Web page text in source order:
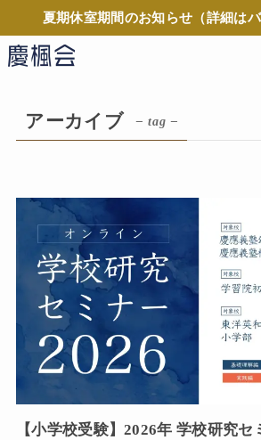
夏期休室期間のお知らせ（詳細はバ
アーカイブ – tag –
【小学校受験】2026年 学校研究